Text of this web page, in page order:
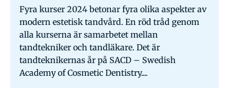
Fyra kurser 2024 betonar fyra olika aspekter av
modern estetisk tandvård. En röd tråd genom
alla kurserna är samarbetet mellan
tandtekniker och tandläkare. Det är
tandteknikernas år på SACD – Swedish
Academy of Cosmetic Dentistry....